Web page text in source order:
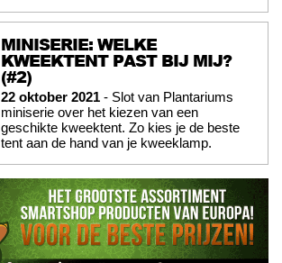
MINISERIE: WELKE
KWEEKTENT PAST BIJ MIJ?
(#2)
22 oktober 2021 - Slot van Plantariums
miniserie over het kiezen van een
geschikte kweektent. Zo kies je de beste
tent aan de hand van je kweeklamp.